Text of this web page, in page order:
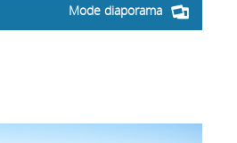
Mode diaporama